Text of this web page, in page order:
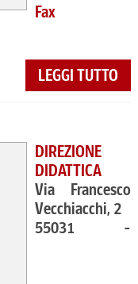
Fax
LEGGI TUTTO
DIREZIONE
DIDATTICA
Via Francesco
Vecchiacchi, 2
55031 -